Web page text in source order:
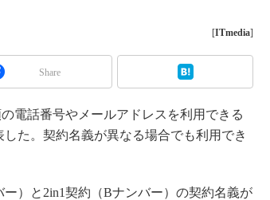
[ITmedia]
Share
電話番号やメールアドレスを利用できる
した。契約名義が異なる場合でも利用でき
）と2in1契約（Bナンバー）の契約名義が